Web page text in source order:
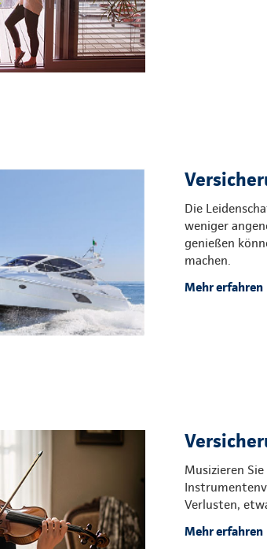
Die
weniger
genießen
machen.
Mehr erfahren
Musizieren
Verlusten,
Mehr erfahren